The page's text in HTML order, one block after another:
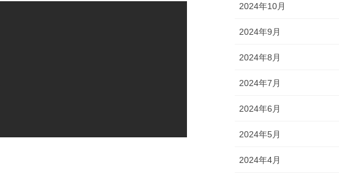
2024年10月
2024年9月
2024年8月
2024年7月
2024年6月
2024年5月
2024年4月